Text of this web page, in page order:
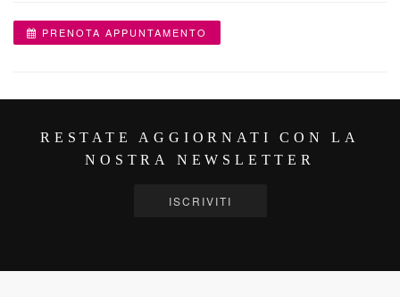
PRENOTA APPUNTAMENTO
RESTATE AGGIORNATI CON LA
NOSTRA NEWSLETTER
ISCRIVITI